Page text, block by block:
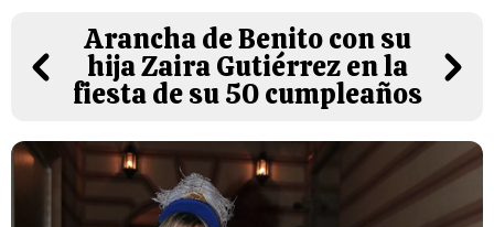
Arancha de Benito con su
hija Zaira Gutiérrez en la
fiesta de su 50 cumpleaños